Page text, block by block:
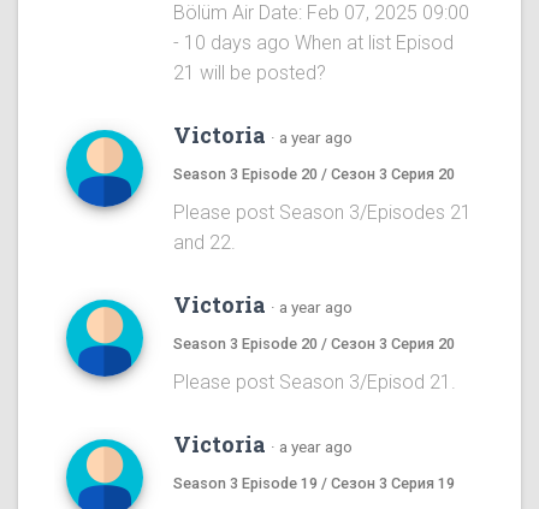
Bölüm Air Date: Feb 07, 2025 09:00
- 10 days ago When at list Episod
21 will be posted?
Victoria · a year ago
Season 3 Episode 20 / Сезон 3 Серия 20
Please post Season 3/Episodes 21
and 22.
Victoria · a year ago
Season 3 Episode 20 / Сезон 3 Серия 20
Please post Season 3/Episod 21.
Victoria · a year ago
Season 3 Episode 19 / Сезон 3 Серия 19